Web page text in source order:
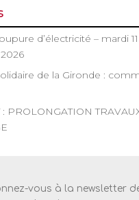
d’électricité – mardi
de la Gironde :
PROLONGATION
vous à la newsletter